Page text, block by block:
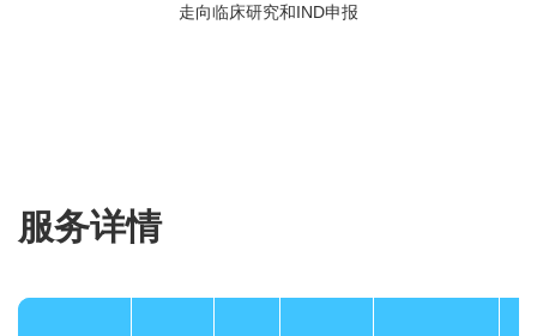
走向临床研究和IND申报
服务详情